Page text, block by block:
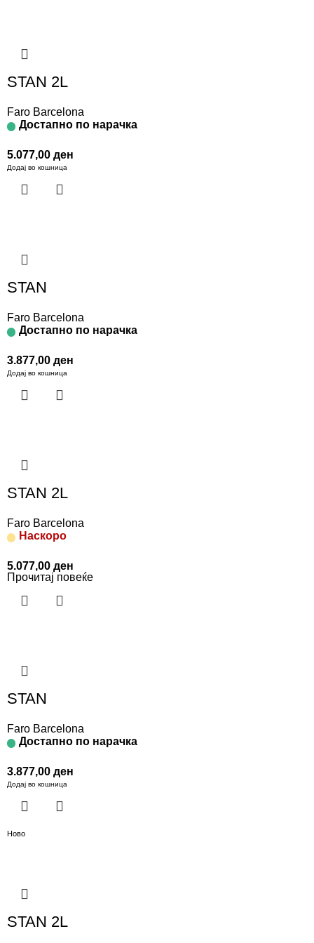
STAN 2L
Faro Barcelona
Достапно по нарачка
5.077,00 ден
Додај во кошница
STAN
Faro Barcelona
Достапно по нарачка
3.877,00 ден
Додај во кошница
STAN 2L
Faro Barcelona
Наскоро
5.077,00 ден
Прочитај повеќе
STAN
Faro Barcelona
Достапно по нарачка
3.877,00 ден
Додај во кошница
Ново
STAN 2L